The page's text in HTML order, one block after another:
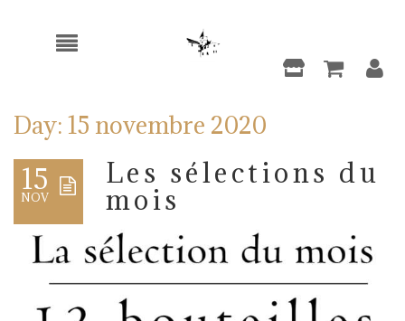
Day: 15 novembre 2020
15
NOV
Les sélections du
mois